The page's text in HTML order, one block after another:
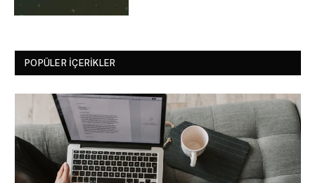
POPÜLER İÇERIKLER